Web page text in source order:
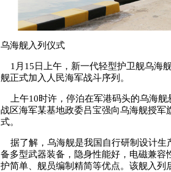
乌海舰入列仪式
1月15日上午，新一代轻型护卫舰乌海
舰正式加入人民海军战斗序列。
上午10时许，停泊在军港码头的乌海舰
战区海军某基地政委吕宝强向乌海舰授
式。
据了解，乌海舰是我国自行研制设计生
备多型武器装备，隐身性能好，电磁兼
护简单、舰员编制精简等优点。该舰入